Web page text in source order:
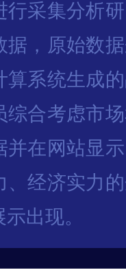
行采集分析
据，原始数
算系统生成
综合考虑市
并在网站显
、经济实力
出现。